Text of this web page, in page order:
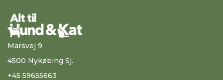
Marsvej 9
4500 Nykøbing Sj.
+45 59655663